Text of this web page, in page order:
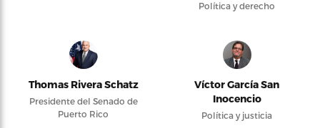
Política y derecho
Thomas Rivera Schatz
Presidente del Senado de
Puerto Rico
Víctor García San
Inocencio
Política y justicia